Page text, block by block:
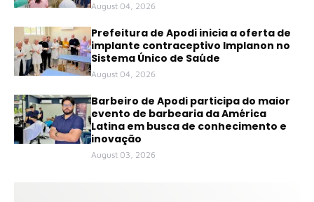
August 04, 2026
Prefeitura de Apodi inicia a oferta de
implante contraceptivo Implanon no
Sistema Único de Saúde
August 04, 2026
Barbeiro de Apodi participa do maior
evento de barbearia da América
Latina em busca de conhecimento e
inovação
August 03, 2026